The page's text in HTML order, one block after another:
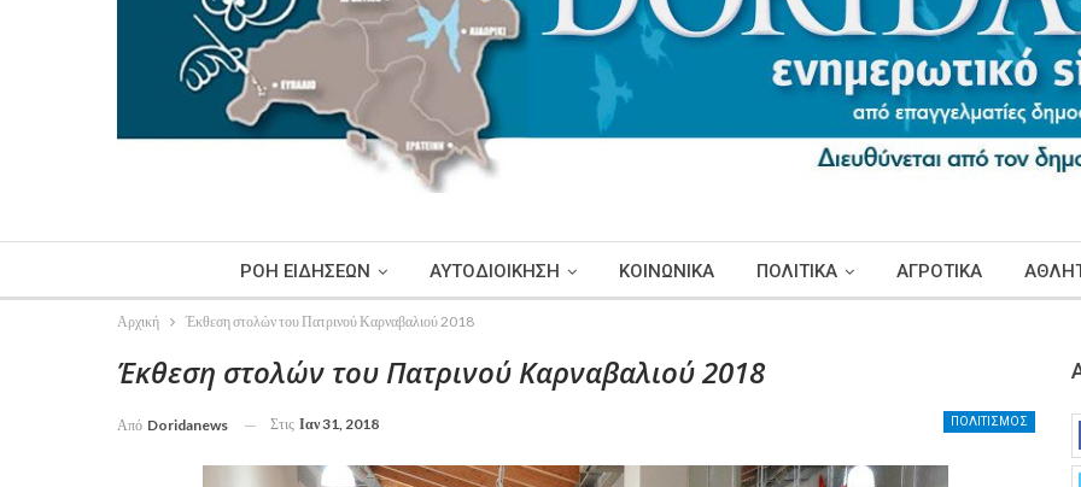
ΡΟΗ ΕΙΔΗΣΕΩΝ ΑΥΤΟΔΙΟΙΚΗΣΗ ΚΟΙΝΩΝΙΚΑ ΠΟΛΙΤΙΚΑ ΑΓΡΟΤΙΚΑ
Αρχική Έκθεση στολών του Πατρινού Καρναβαλιού 2018
Έκθεση στολών του Πατρινού Καρναβαλιού 2018
ΠΟΛΙΤΙΣΜΟΣ
Από Doridanews Στις Ιαν 31, 2018